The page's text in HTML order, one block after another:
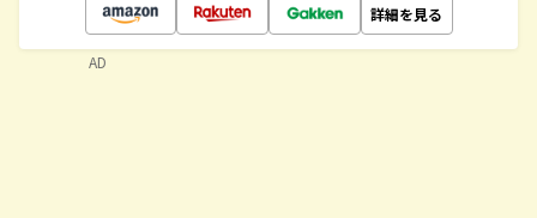
詳細を見る
AD